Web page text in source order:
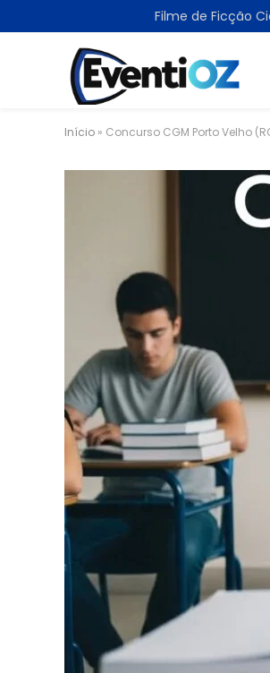
Início » Concurso CGM Porto Velho